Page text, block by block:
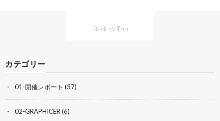
Back to Top
カテゴリー
01-開催レポート (37)
02-GRAPHICER(6)